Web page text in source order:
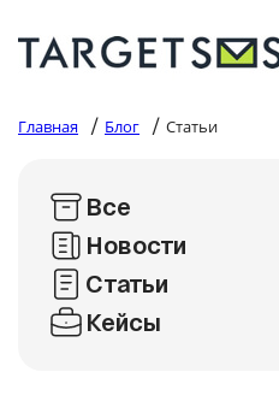
Главная / Блог / Статьи
Все
Новости
Статьи
Кейсы